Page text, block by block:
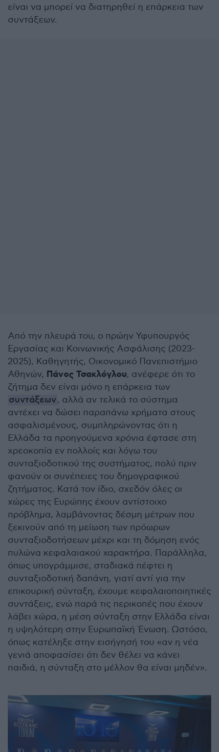
είναι να μπορεί να διατηρηθεί η επάρκεια των
συντάξεων.
Από την πλευρά του, ο πρώην Υφυπουργός
Εργασίας και Κοινωνικής Ασφάλισης (2023-
2025), Καθηγητής, Οικονομικό Πανεπιστήμιο
Αθηνών, Πάνος Τσακλόγλου, ανέφερε ότι το
ζήτημα δεν είναι μόνο η επάρκεια των
συντάξεων, αλλά αν τελικά το σύστημα
αντέχει να δώσει παραπάνω χρήματα στους
ασφαλισμένους, συμπληρώνοντας ότι η
Ελλάδα τα προηγούμενα χρόνια έφτασε στη
χρεοκοπία εν πολλοίς και λόγω του
συνταξιοδοτικού της συστήματος, πολύ πριν
φανούν οι συνέπειες του δημογραφικού
ζητήματος. Κατά τον ίδιο, σχεδόν όλες οι
χώρες της Ευρώπης έχουν αντίστοιχο
πρόβλημα, λαμβάνοντας δέσμη μέτρων που
ξεκινούν από τη μείωση των πρόωρων
συνταξιοδοτήσεων μέχρι και τη δόμηση ενός
πυλώνα κεφαλαιακού χαρακτήρα. Παράλληλα,
όπως υπογράμμισε, σταδιακά πέφτει η
συνταξιοδοτική δαπάνη, γιατί αντί για την
επικουρική σύνταξη, έχουμε κεφαλαιοποιητικές
συντάξεις, ενώ παρά τις περικοπές που έχουν
λάβει χώρα, η μέση σύνταξη στην Ελλάδα είναι
η υψηλότερη στην Ευρωπαϊκή Ένωση. Ωστόσο,
όπως κατέληξε στην εισήγησή του «αν η νέα
γενιά αποφασίσει ότι δεν θέλει να κάνει
παιδιά, η σύνταξη στο μέλλον θα είναι μηδέν».